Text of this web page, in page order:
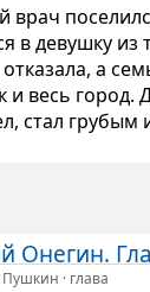
врач
в девушку из
а
и весь город.
стал
Оне­гин.
· глава